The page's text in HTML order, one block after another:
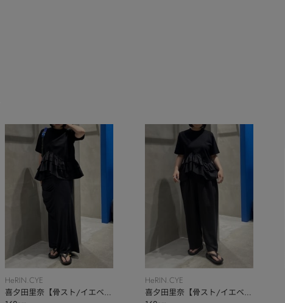
HeRIN.CYE
喜夕田里奈【骨スト/イエベ
HeRIN.CYE
喜夕田里奈【骨スト/イエベ